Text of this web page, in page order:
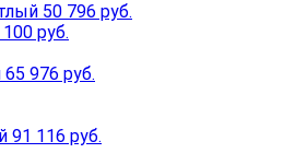
50 796 руб.
руб.
976 руб.
91 116 руб.